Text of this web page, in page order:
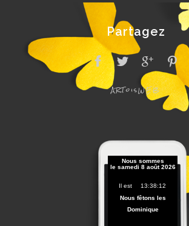
Partagez
ARToisWEB